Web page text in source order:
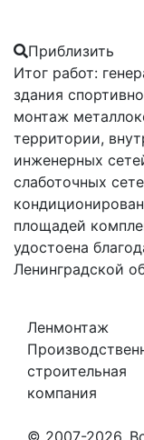
Приблизить
Итог работ:
здания
монтаж
территории,
инженерных
слаботочных
площадей
удостоена
Ленинградской
Ленмонтаж
строительная
компания
© 2007-2026.